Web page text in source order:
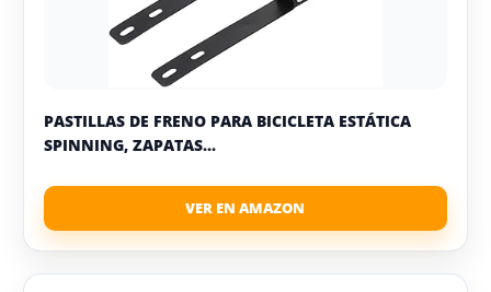
PASTILLAS DE FRENO PARA BICICLETA ESTÁTICA
SPINNING, ZAPATAS...